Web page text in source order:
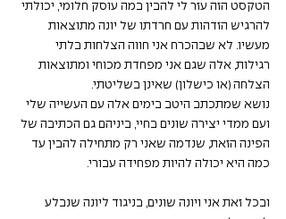
הטקסט הזה עזר לי להבין במה עוסק חלומי, יכולתי
להרגיש הזדהות עם חרדתו של יונה מתוצאות
מעשיו. לא שבהכרח אני חווה הצלחות בלתי
רגילות, אלה שגם אני מפחדת מכוחי ומתוצאות
הצלחה (או כישלון) שאינן בשליטתי.
נושא שמתכתב היטב בימים אלה עם העשייה שלי
ועם ממדי יצירה שונים בחיי, ביניהם גם הכתיבה של
הפינה הזאת, שנדמה שאני רק מתחילה להבין עד
כמה היא יכולה להיות מפחידה עבורי.
ובכל זאת אני ויונה שונים, בניגוד ליונה שנבלע